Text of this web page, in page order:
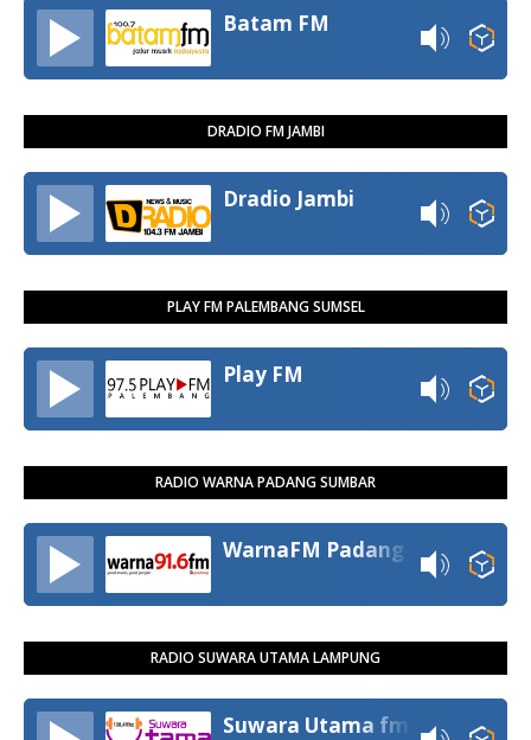
Batam FM
DRADIO FM JAMBI
Dradio Jambi
PLAY FM PALEMBANG SUMSEL
Play FM
RADIO WARNA PADANG SUMBAR
WarnaFM Padang
RADIO SUWARA UTAMA LAMPUNG
Suwara Utama fm